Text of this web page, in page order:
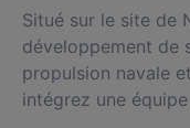
Situé sur le site de
développement de
propulsion navale
intégrez une